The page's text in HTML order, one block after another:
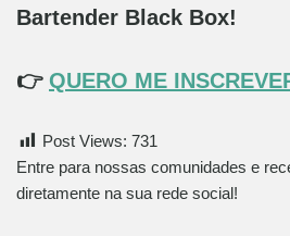
Bartender Black Box!
👉 QUERO ME
Post Views: 731
Entre para nossas comunidades e
diretamente na sua rede social!